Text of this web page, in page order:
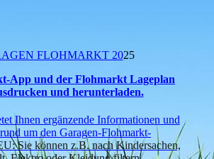
FLOHMARKT 2025
App und der Flohmarkt Lageplan
und herunterladen.
Ihnen ergänzende Informationen und
um den Garagen-Flohmarkt-
Sie können z.B. nach Kindersachen,